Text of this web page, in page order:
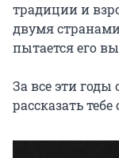
традиции и
двумя
пытается его
За все эти годы
рассказать